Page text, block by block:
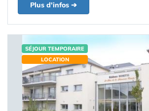
Plus d'infos ➔
SÉJOUR TEMPORAIRE
LOCATION